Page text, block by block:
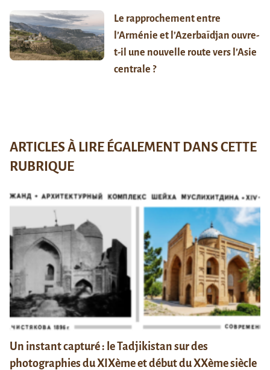
Le rapprochement entre
l’Arménie et l’Azerbaïdjan ouvre-
t-il une nouvelle route vers l’Asie
centrale ?
ARTICLES À LIRE ÉGALEMENT DANS CETTE
RUBRIQUE
Un instant capturé : le Tadjikistan sur des
photographies du XIXème et début du XXème siècle